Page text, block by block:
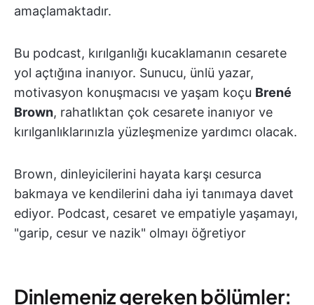
amaçlamaktadır.
Bu podcast, kırılganlığı kucaklamanın cesarete
yol açtığına inanıyor. Sunucu, ünlü yazar,
motivasyon konuşmacısı ve yaşam koçu Brené
Brown, rahatlıktan çok cesarete inanıyor ve
kırılganlıklarınızla yüzleşmenize yardımcı olacak.
Brown, dinleyicilerini hayata karşı cesurca
bakmaya ve kendilerini daha iyi tanımaya davet
ediyor. Podcast, cesaret ve empatiyle yaşamayı,
"garip, cesur ve nazik" olmayı öğretiyor
Dinlemeniz gereken bölümler: